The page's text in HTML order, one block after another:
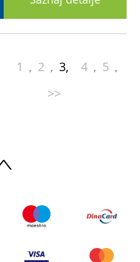
1 , 2 , 3, 4 , 5 ,
>>